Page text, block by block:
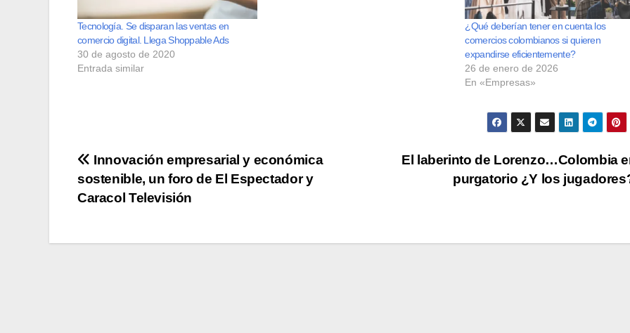
Tecnología. Se disparan las ventas en
comercio digital. Llega Shoppable Ads
30 de agosto de 2020
Entrada similar
¿Qué deberían tener en cuenta los
comercios colombianos si quieren
expandirse eficientemente?
26 de enero de 2026
En «Empresas»
Navegación
de
El laberinto de Lorenzo…Colombia
purgatorio ¿Y los
Innovación empresarial y económica
sostenible, un foro de El Espectador y
Caracol Televisión